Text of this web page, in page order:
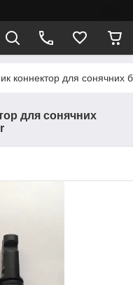
коннектор для
для сонячних